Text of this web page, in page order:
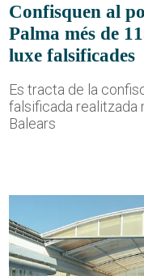
Confisquen al
Palma més de
luxe falsificades
Es tracta de la
falsificada realitzada
Balears